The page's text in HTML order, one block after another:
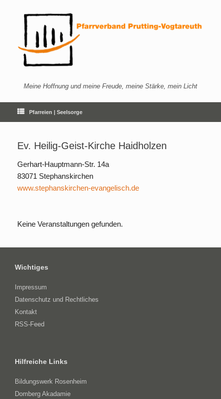
Meine Hoffnung und meine Freude, meine Stärke, mein Licht
Pfarreien | Seelsorge
Ev. Heilig-Geist-Kirche Haidholzen
Gerhart-Hauptmann-Str. 14a
83071 Stephanskirchen
www.stephanskirchen-evangelisch.de
Keine Veranstaltungen gefunden.
Wichtiges
Impressum
Datenschutz und Rechtliches
Kontakt
RSS-Feed
Hilfreiche Links
Bildungswerk Rosenheim
Domberg Akadamie